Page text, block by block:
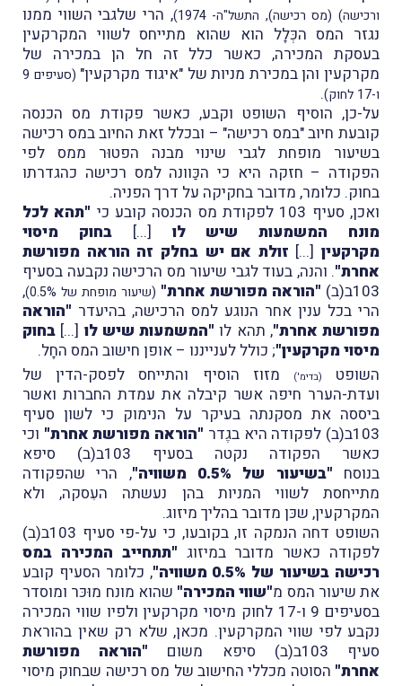
ורכישה) (מס רכישה), התשל"ה- 1974)
, הרי שלגבי השווי ממנו
נגזר המס הכְּלָל הוא שהוא מתייחס לשווי המקרקעין
בעסקת המכירה, כאשר כלל זה חל הן במכירה של
מקרקעין והן במכירת מניות של "איגוד מקרקעין"
(סעיפים 9
ו-17 לחוק)
.
על-כן, הוסיף השופט וקבע, כאשר פקודת מס הכנסה
קובעת חיוב "במס רכישה" – ובכלל זאת החיוב במס רכישה
בשיעור מופחת לגבי שינוי מבנה הפטוּר ממס לפי
הפקודה – חזקה היא כי הכַּוונה למס רכישה כהגדרתו
בחוק. כלומר, מדובר בחקיקה על דרך הפניה.
ואכן, סעיף 103 לפקודת מס הכנסה קובע כי
"תהא לכל
מונח המשמעות שיש לו [...]בחוק מיסוי
מקרקעין [...] זולת אם יש בחלק זה הוראה מפורשת
אחרת". והנה, בעוד לגבי שיעור מס הרכישה נקבעה בסעיף
103ב(ב)
"הוראה מפורשת אחרת" (שיעור מופחת של 0.5%)
,
הרי בכל ענין אחר הנוגע למס הרכישה, בהיעדר "הוראה
מפורשת אחרת", תהא לו "המשמעות שיש לו [...] בחוק
מיסוי מקרקעין"; כולל לענייננו – אופן חישוב המס החָל.
השופט
(בדימ')
מזוז הוסיף והתייחס לפסק-הדין של
ועדת-הערר חיפה אשר קיבלה את עמדת החברות ואשר
ביססה את מסקנתה בעיקר על הנימוק כי לשון סעיף
103ב(ב) לפקודה היא בגֶדר
"הוראה מפורשת אחרת" וכי
כאשר הפקודה נקטה בסעיף 103ב(ב) סיפא
בנוסח "בשיעור של 0.5% משוויה"
, הרי שהפקודה
מתייחסת לשווי המניות בהן נעשתה העִסקה, ולא
המקרקעין, שכּן מדובר בהליך מיזוג.
השופט דחה הנמקה זו, בקובעו, כי על-פי סעיף 103ב(ב)
לפקודה כאשר מדובר במיזוג "תתחייב המכירה במס
רכישה בשיעור של 0.5% משוויה"
, כלומר הסעיף קובע
את שיעור המס מ"שווי המכירה" שהוא מונח מוּכּר ומוסדר
בסעיפים 9 ו-17 לחוק מיסוי מקרקעין ולפיו שווי המכירה
נקבע לפי שווי המקרקעין. מכאן, שלא רק שאין בהוראת
סעיף 103ב(ב) סיפא משום
"הוראה מפורשת
אחרת" הסוטה מכללי החישוב של מס רכישה שבחוק מיסוי